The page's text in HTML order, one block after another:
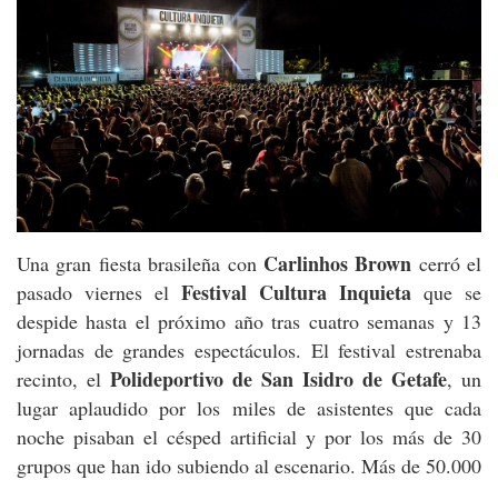
Una gran fiesta brasileña conCarlinhos Brown cerró el
pasado viernes el Festival Cultura Inquieta que se
despide hasta el próximo año tras cuatro semanas y 13
jornadas de grandes espectáculos. El festival estrenaba
recinto, el Polideportivo de San Isidro de Getafe, un
lugar aplaudido por los miles de asistentes que cada
noche pisaban el césped artificial y por los más de 30
grupos que han ido subiendo al escenario. Más de 50.000